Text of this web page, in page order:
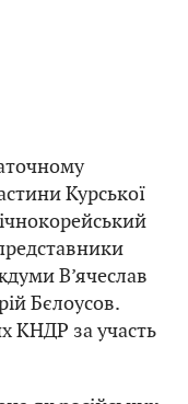
Курської
В’ячеслав
Бєлоусов.
КНДР за участь